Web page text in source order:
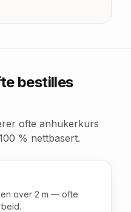
bestilles
ofte anhukerkurs
% nettbasert.
over 2 m — ofte